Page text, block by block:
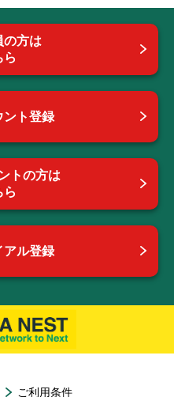
の方は
ら
ント登録
トの方は
ら
アル登録
ご利用条件